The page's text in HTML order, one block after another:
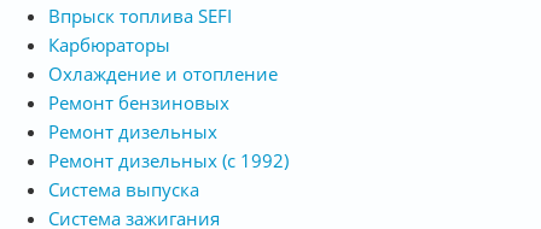
Впрыск топлива SEFI
Карбюраторы
Охлаждение и отопление
Ремонт бензиновых
Ремонт дизельных
Ремонт дизельных (с 1992)
Система выпуска
Система зажигания